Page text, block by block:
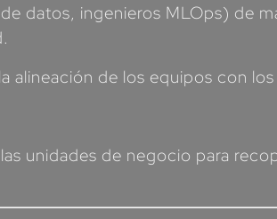
datos, ingenieros MLOps) de
alineación de los equipos con
unidades de negocio para